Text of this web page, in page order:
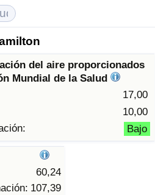
del aire proporcionados
Mundial de la Salud
17,00
10,00
Bajo
60,24
107,39
(Actual)(Actual)
(Actual)